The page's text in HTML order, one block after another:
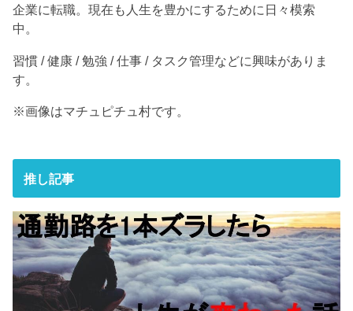
企業に転職。現在も人生を豊かにするために日々模索
中。
習慣 / 健康 / 勉強 / 仕事 / タスク管理などに興味がありま
す。
※画像はマチュピチュ村です。
推し記事